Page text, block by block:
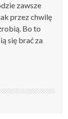
zawsze
przez chwilę
Bo to
się brać za